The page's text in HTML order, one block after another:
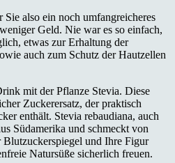
also ein noch umfangreicheres
Geld. Nie war es so einfach,
etwas zur Erhaltung der
auch zum Schutz der Hautzellen
mit der Pflanze Stevia. Diese
Zuckerersatz, der praktisch
enthält. Stevia rebaudiana, auch
Südamerika und schmeckt von
und Ihre Figur
Natursüße sicherlich freuen.